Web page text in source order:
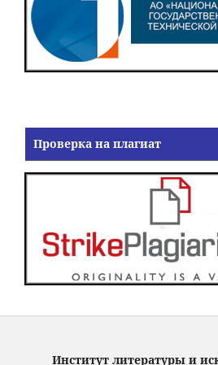
Проверка на плагиат
Институт литературы и